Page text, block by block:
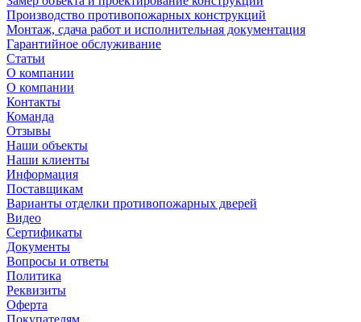
Производство противопожарных конструкций
Монтаж, сдача работ и исполнительная документация
Гарантийное обслуживание
Статьи
О компании
О компании
Контакты
Команда
Отзывы
Наши объекты
Наши клиенты
Информация
Поставщикам
Варианты отделки противопожарных дверей
Видео
Сертификаты
Документы
Вопросы и ответы
Политика
Реквизиты
Оферта
Покупателям